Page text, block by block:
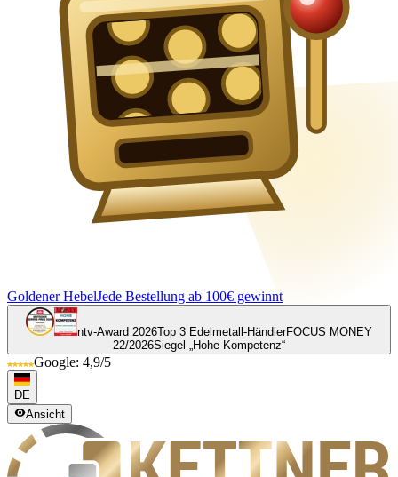
Goldener HebelJede Bestellung ab 100€ gewinnt
ntv-Award 2026Top 3 Edelmetall-HändlerFOCUS MONEY
22/2026Siegel „Hohe Kompetenz“
Google: 4,9/5
DE
Ansicht